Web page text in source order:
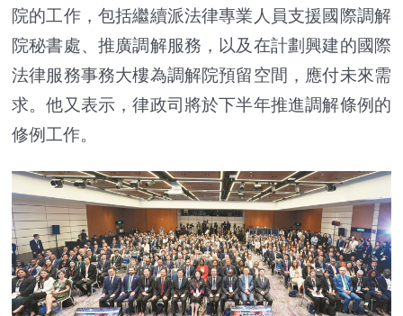
院的工作，包括繼續派法律專業人員支援國際調解
院秘書處、推廣調解服務，以及在計劃興建的國際
法律服務事務大樓為調解院預留空間，應付未來需
求。他又表示，律政司將於下半年推進調解條例的
修例工作。